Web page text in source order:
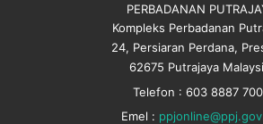
PERBADANAN
Kompleks Perbadanan
24, Persiaran Perdana,
62675 Putrajaya
Telefon : 603 8887
Emel :